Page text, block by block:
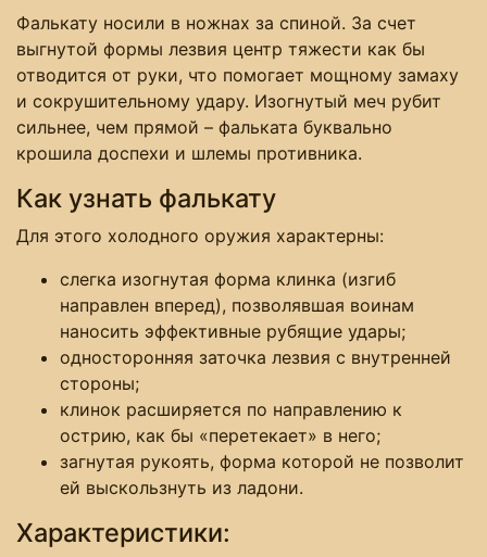
Фалькату носили в ножнах за спиной. За счет
выгнутой формы лезвия центр тяжести как бы
отводится от руки, что помогает мощному замаху
и сокрушительному удару. Изогнутый меч рубит
сильнее, чем прямой – фальката буквально
крошила доспехи и шлемы противника.
Как узнать фалькату
Для этого холодного оружия характерны:
слегка изогнутая форма клинка (изгиб
направлен вперед), позволявшая воинам
наносить эффективные рубящие удары;
односторонняя заточка лезвия с внутренней
стороны;
клинок расширяется по направлению к
острию, как бы «перетекает» в него;
загнутая рукоять, форма которой не позволит
ей выскользнуть из ладони.
Характеристики: